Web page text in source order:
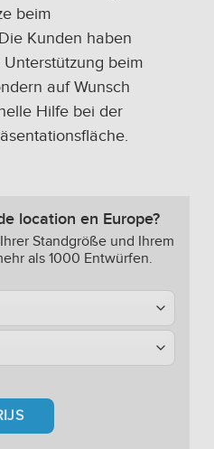
beim
Kunden haben
beim
auf Wunsch
Hilfe bei der
location en Europe?
Standgröße und Ihrem
als 1000 Entwürfen.